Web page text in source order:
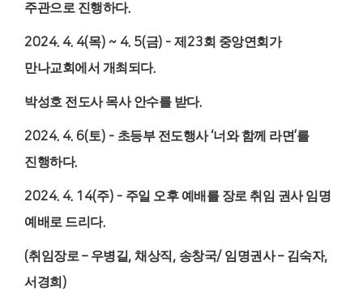
주관으로 진행하다.
2024. 4. 4(목) ~ 4. 5(금) - 제 23회 중앙연회가
만나교회에서 개최되다.
박성호 전도사 목사 안수를 받다.
2024. 4. 6(토) - 초등부 전도행사‘너와 함께 라면’를
진행하다.
2024. 4. 14(주) - 주일 오후 예배를 장로 취임 권사 임명
예배로 드리다.
(취임장로 – 우병길, 채상직, 송창국/ 임명권사– 김숙자,
서경희 )